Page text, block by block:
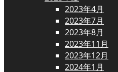
2023年4月
2023年7月
2023年8月
2023年11月
2023年12月
2024年1月